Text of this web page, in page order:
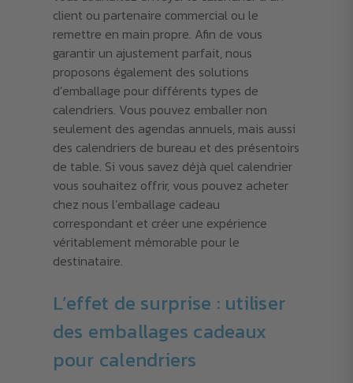
client ou partenaire commercial ou le
remettre en main propre. Afin de vous
garantir un ajustement parfait, nous
proposons également des solutions
d’emballage pour différents types de
calendriers. Vous pouvez emballer non
seulement des agendas annuels, mais aussi
des calendriers de bureau et des présentoirs
de table. Si vous savez déjà quel calendrier
vous souhaitez offrir, vous pouvez acheter
chez nous l’emballage cadeau
correspondant et créer une expérience
véritablement mémorable pour le
destinataire.
L’effet de surprise : utiliser
des emballages cadeaux
pour calendriers